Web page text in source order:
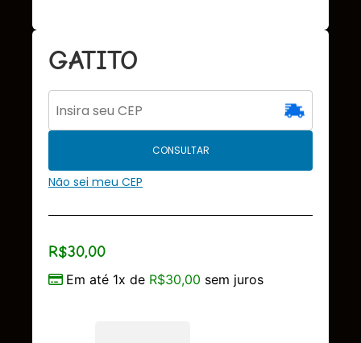
GATITO
CONSULTAR
Não sei meu CEP
R$30,00
Em até 1x de R$30,00 sem juros